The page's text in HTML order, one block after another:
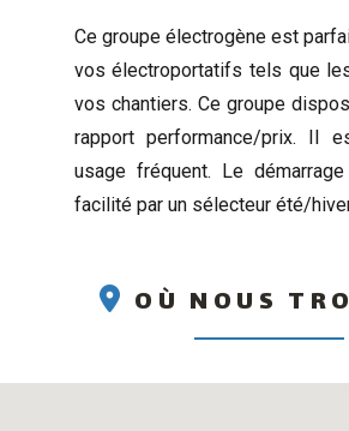
Ce groupe électrogène est
vos électroportatifs tels que
vos chantiers. Ce groupe
rapport performance/prix. Il
usage fréquent. Le
facilité par un sélecteur été/
OÙ NOUS